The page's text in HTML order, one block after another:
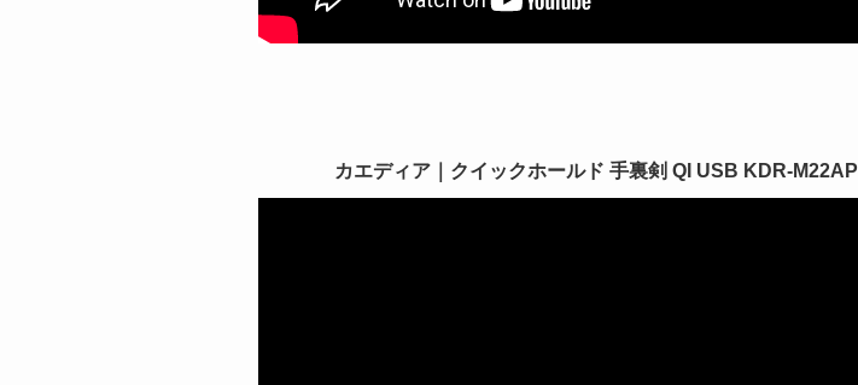
カエディア｜クイックホールド 手裏剣 QI USB KDR-M22AP